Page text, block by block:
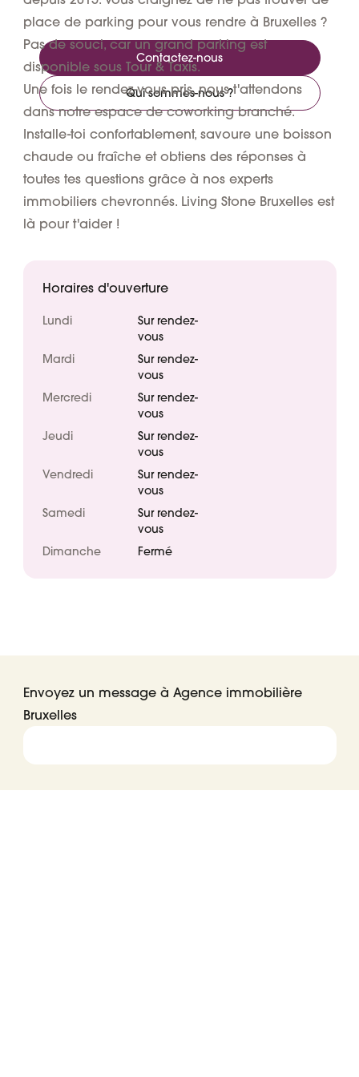
Contactez-nous
Qui sommes-nous ?
place de parking pour vous rendre à Bruxelles ?
Pas de souci, car un grand parking est
disponible sous Tour & Taxis.
Une fois le rendez-vous pris, nous t'attendons
dans notre espace de coworking branché.
Installe-toi confortablement, savoure une boisson
chaude ou fraîche et obtiens des réponses à
toutes tes questions grâce à nos experts
immobiliers chevronnés. Living Stone Bruxelles est
là pour t'aider !
Horaires d'ouverture
Lundi
Sur rendez-
vous
Mardi
Sur rendez-
vous
Mercredi
Sur rendez-
vous
Jeudi
Sur rendez-
vous
Vendredi
Sur rendez-
vous
Samedi
Sur rendez-
vous
Dimanche
Fermé
Envoyez un message à Agence immobilière
Bruxelles